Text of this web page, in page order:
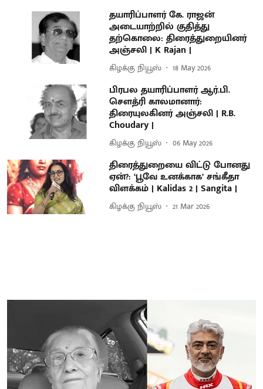
தயாரிப்பாளர் கே. ராஜன்
அடையாற்றில் குதித்து
தற்கொலை: திரைத்துறையினர்
அஞ்சலி | K Rajan |
கிழக்கு நியூஸ் 18 May 2026
பிரபல தயாரிப்பாளர் ஆர்.பி.
சௌத்ரி காலமானார்:
திரையுலகினர் அஞ்சலி | R.B.
Choudary |
கிழக்கு நியூஸ் 06 May 2026
திரைத்துறையை விட்டு போனது
ஏன்?: ‘பூவே உனக்காக’ சங்கீதா
விளக்கம் | Kalidas 2 | Sangita |
கிழக்கு நியூஸ் 21 Mar 2026